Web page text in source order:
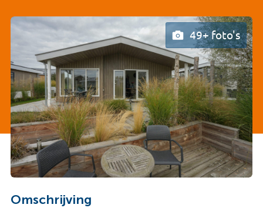
49+ foto's
Omschrijving